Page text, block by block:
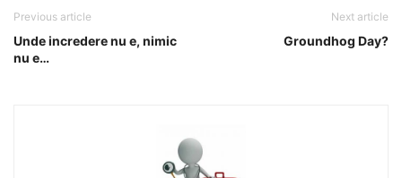
Previous article
Unde incredere nu e, nimic
nu e…
Next article
Groundhog Day?